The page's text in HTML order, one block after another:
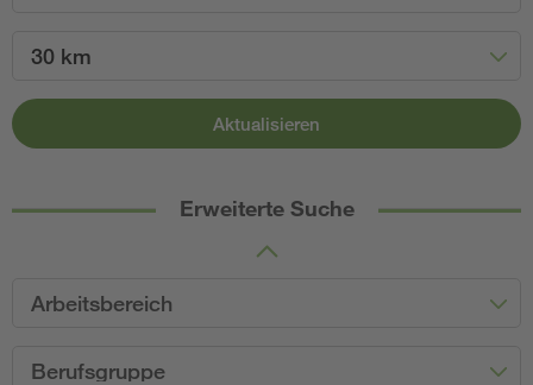
30 km
Aktualisieren
Erweiterte Suche
Arbeitsbereich
Berufsgruppe